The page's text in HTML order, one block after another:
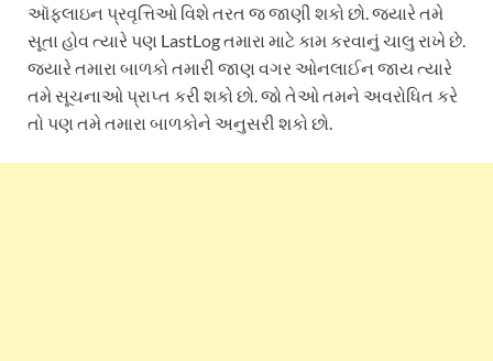
ઑફલાઇન પ્રવૃત્તિઓ વિશે તરત જ જાણી શકો છો. જ્યારે તમે
સૂતા હોવ ત્યારે પણ LastLog તમારા માટે કામ કરવાનું ચાલુ રાખે છે.
જ્યારે તમારા બાળકો તમારી જાણ વગર ઓનલાઈન જાય ત્યારે
તમે સૂચનાઓ પ્રાપ્ત કરી શકો છો. જો તેઓ તમને અવરોધિત કરે
તો પણ તમે તમારા બાળકોને અનુસરી શકો છો.